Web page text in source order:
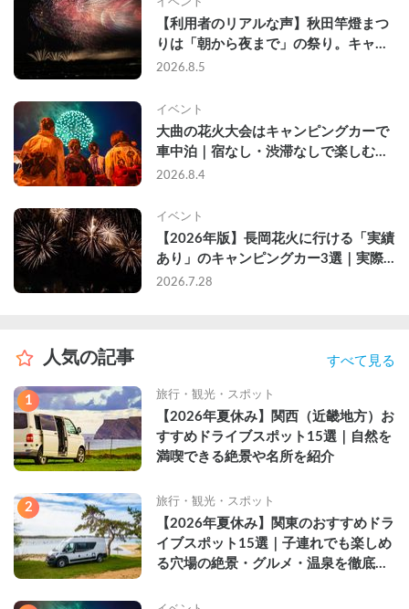
【利用者のリアルな声】秋田竿燈まつ
りは「朝から夜まで」の祭り。キャン
ピングカーで行った2組の記録
2026.8.5
イベント
大曲の花火大会はキャンピングカーで
車中泊｜宿なし・渋滞なしで楽しむ
2026年完全ガイド
2026.8.4
イベント
【2026年版】長岡花火に行ける「実績
あり」のキャンピングカー3選｜実際
に利用したゲストのレビュー付き
2026.7.28
人気の記事 すべて見る
1 旅行・観光・スポット
【2026年夏休み】関西（近畿地方）お
すすめドライブスポット15選｜自然を
満喫できる絶景や名所を紹介
2 旅行・観光・スポット
【2026年夏休み】関東のおすすめドラ
イブスポット15選｜子連れでも楽しめ
る穴場の絶景・グルメ・温泉を徹底解